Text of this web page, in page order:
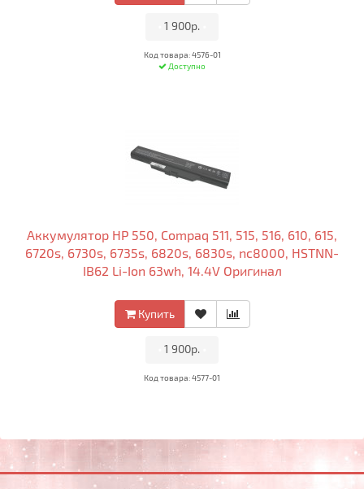
1 900р.
Код товара: 4576-01
Доступно
Аккумулятор HP 550, Compaq 511, 515, 516, 610, 615,
6720s, 6730s, 6735s, 6820s, 6830s, nc8000, HSTNN-
IB62 Li-Ion 63wh, 14.4V Оригинал
Купить
1 900р.
Код товара: 4577-01